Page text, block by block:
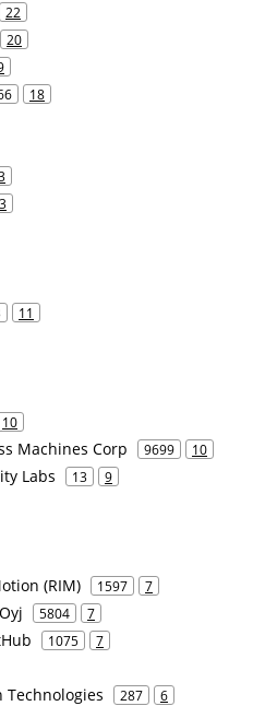
22
20
18
11
10
Machines Corp 9699 10
Labs 13 9
(RIM) 1597 7
5804 7
1075 7
Technologies 287 6